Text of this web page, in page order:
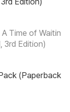
Time of Waitin
3rd Edition)
(Paperback